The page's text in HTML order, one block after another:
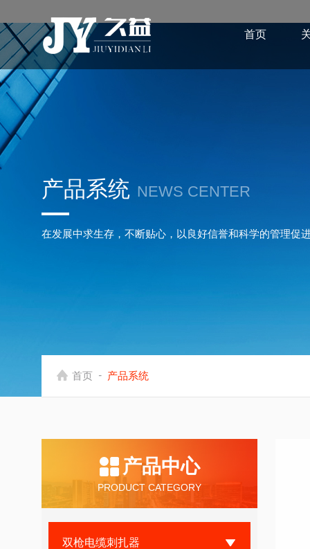
首页
产品系统 NEWS CENTER
在发展中求生存，不断贴心，以良好信誉和科学的管理促
首页 - 产品系统
产品中心
PRODUCT CATEGORY
双枪电缆刺扎器